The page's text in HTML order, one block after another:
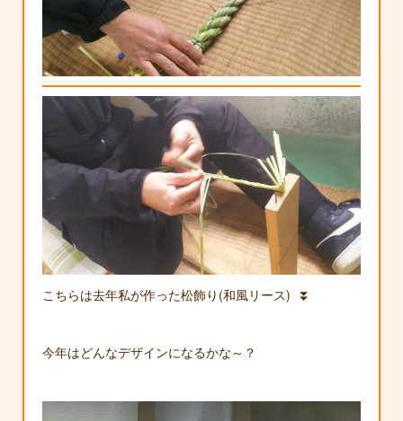
こちらは去年私が作った松飾り(和風リース) ⏬
今年はどんなデザインになるかな～？